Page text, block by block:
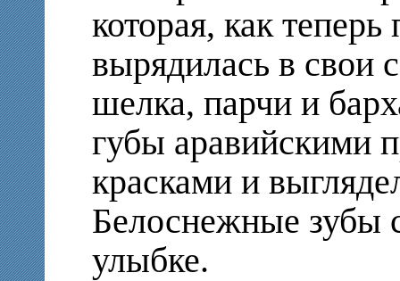
которая, как
вырядилась в свои
шелка, парчи и
губы аравийскими
красками и
Белоснежные зубы
улыбке.